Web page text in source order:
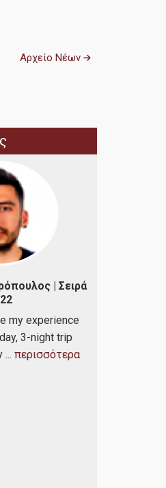
Αρχείο Νέων
| Σειρά
my experience
3-night trip
... περισσότερα